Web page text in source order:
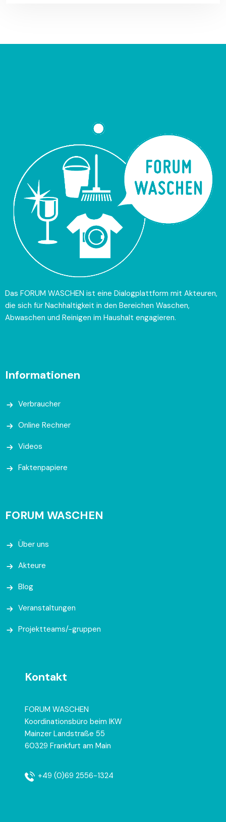
Das FORUM WASCHEN ist eine Dialogplattform mit Akteuren,
die sich für Nachhaltigkeit in den Bereichen Waschen,
Abwaschen und Reinigen im Haushalt engagieren.
Informationen
Verbraucher
Online Rechner
Videos
Faktenpapiere
FORUM WASCHEN
Über uns
Akteure
Blog
Veranstaltungen
Projektteams/-gruppen
Kontakt
FORUM WASCHEN
Koordinationsbüro beim IKW
Mainzer Landstraße 55
60329 Frankfurt am Main
+49 (0)69 2556-1324